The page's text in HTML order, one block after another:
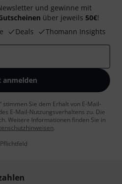
und gewinne mit
über jeweils 50€!
Deals Thomann Insights
anmelden
stimmen Sie dem Erhalt von E-Mail-
E-Mail-Nutzungsverhaltens zu. Die
Weitere Informationen finden Sie in
.